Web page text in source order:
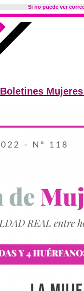
Si no puede ver
Boletines